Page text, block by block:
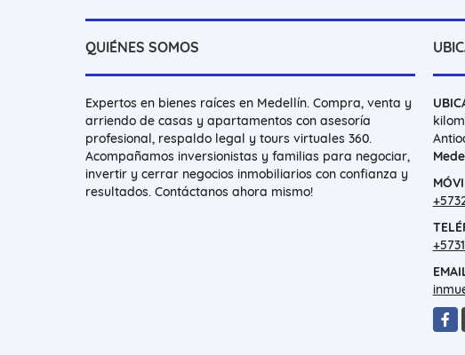
QUIÉNES SOMOS
Expertos en bienes raíces en Medellín. Compra, venta y
arriendo de casas y apartamentos con asesoría
profesional, respaldo legal y tours virtuales 360.
Acompañamos inversionistas y familias para negociar,
invertir y cerrar negocios inmobiliarios con confianza y
resultados. Contáctanos ahora mismo!